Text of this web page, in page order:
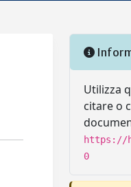
Utilizza
citare o
https://
0